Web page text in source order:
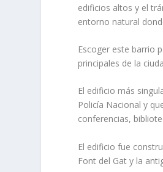
edificios altos y el
entorno natural
Escoger este barrio
principales de la
El edificio más
Policía Nacional y
conferencias,
El edificio fue
Font del Gat y la